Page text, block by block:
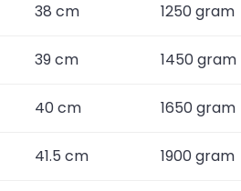
38 cm 1250 gram
39 cm 1450 gram
40 cm 1650 gram
41.5 cm 1900 gram